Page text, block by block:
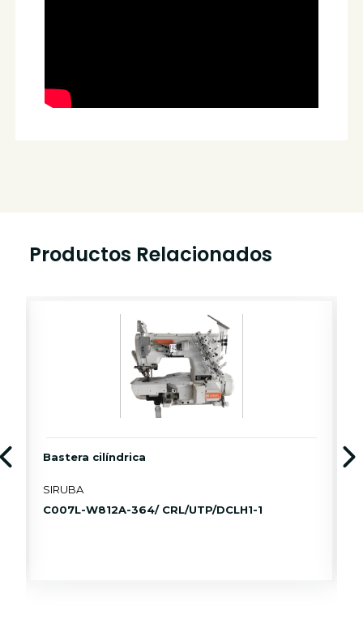
Productos Relacionados
Bastera cilíndrica
SIRUBA
C007L-W812A-364/ CRL/UTP/DCLH1-1